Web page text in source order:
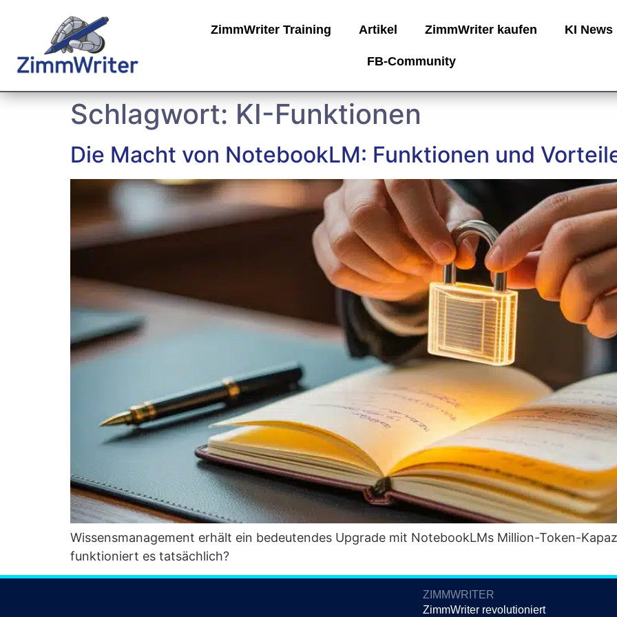
ZimmWriter Training Artikel ZimmWriter kaufen KI News
FB-Community
Schlagwort: KI-Funktionen
Die Macht von NotebookLM: Funktionen und
Wis­sens­ma­nage­ment erhält ein bedeu­ten­des Upgrade mit Note­book­LMs Mil­li­on-Token-
funk­tio­niert es tatsächlich?
ZIMMWRITER
ZimmWriter revolutioniert